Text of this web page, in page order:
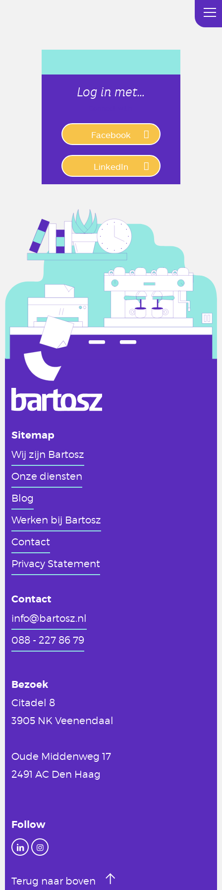
Log in met…
Facebook
LinkedIn
Sitemap
Wij zijn Bartosz
Onze diensten
Blog
Werken bij Bartosz
Contact
Privacy Statement
Contact
info@bartosz.nl
088 - 227 86 79
Bezoek
Citadel 8
3905 NK Veenendaal
Oude Middenweg 17
2491 AC Den Haag
Follow
Terug naar boven